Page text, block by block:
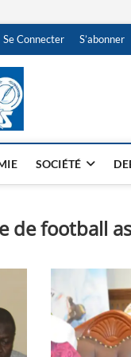
Se Connecter S’abonner
SOCIÉTÉ
de football